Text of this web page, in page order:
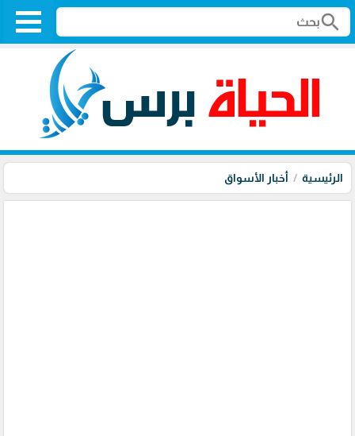
search
الرئيسية أخبار الأسواق